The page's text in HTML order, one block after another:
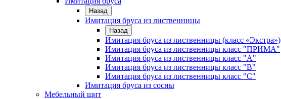
Назад
Имитация бруса из лиственницы
Назад
Имитация бруса из лиственницы (класс «Экстра»)
Имитация бруса из лиственницы класс "ПРИМА"
Имитация бруса из лиственницы класс "А"
Имитация бруса из лиственницы класс "B"
Имитация бруса из лиственницы класс "C"
Имитация бруса из сосны
Мебельный щит